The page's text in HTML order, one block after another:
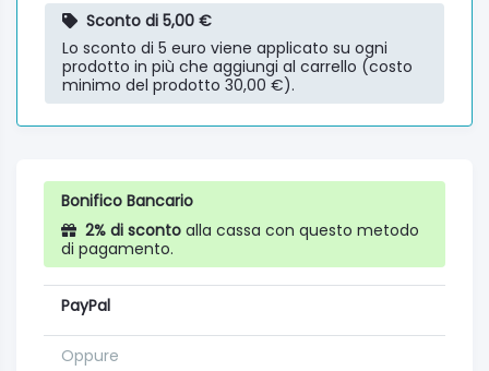
Sconto di 5,00 €
Lo sconto di 5 euro viene applicato su ogni
prodotto in più che aggiungi al carrello (costo
minimo del prodotto 30,00 €).
Bonifico Bancario
2% di sconto alla cassa con questo metodo
di pagamento.
PayPal
Oppure